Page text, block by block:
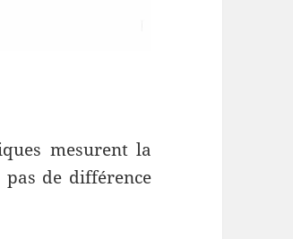
mesurent la
de différence